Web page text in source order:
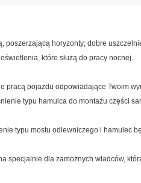
poszerzającą horyzonty; dobre
które służą do pracy nocnej.
pracą pojazdu odpowiadające Twoim
typu hamulca do montażu części
typu mostu odlewniczego i hamulec
specjalnie dla zamożnych władców,